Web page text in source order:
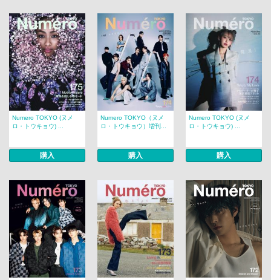
Numero TOKYO (ヌメ
ロ・トウキョウ) ...
購入
Numero TOKYO（ヌメ
ロ・トウキョウ）増刊...
購入
Numero TOKYO (ヌメ
ロ・トウキョウ) ...
購入